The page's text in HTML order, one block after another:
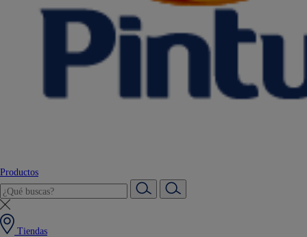
Productos
Tiendas